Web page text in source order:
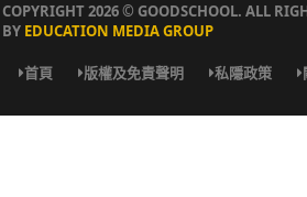
COPYRIGHT 2026 © GOODSCHOOL. ALL
BY EDUCATION MEDIA GROUP
首頁 版權及免責聲明 私隱政策